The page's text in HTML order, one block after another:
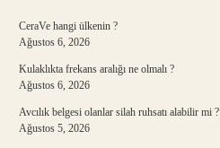
CeraVe hangi ülkenin ?
Ağustos 6, 2026
Kulaklıkta frekans aralığı ne olmalı ?
Ağustos 6, 2026
Avcılık belgesi olanlar silah ruhsatı alabilir mi ?
Ağustos 5, 2026